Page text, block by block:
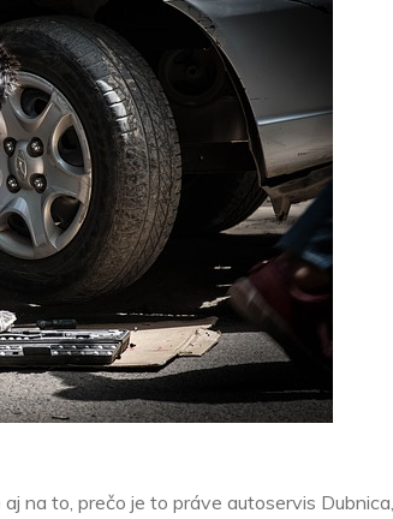
na to, prečo je to práve autoservis Dubnica